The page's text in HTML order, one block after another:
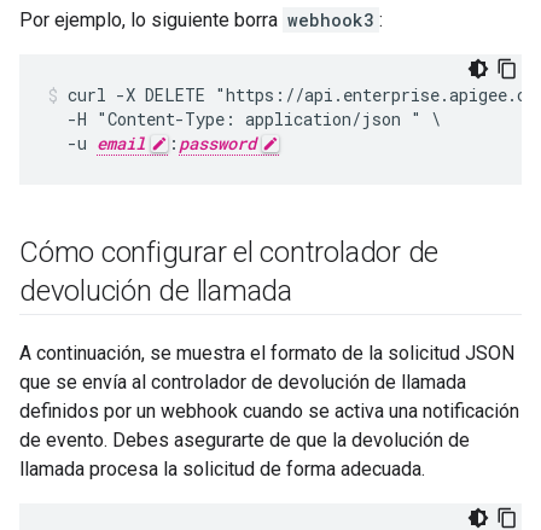
Por ejemplo, lo siguiente borra webhook3 :
curl -X DELETE "https://
  -H "Content-Type: application/json " \
  -u
email : password
Cómo configurar el controlador de
devolución de llamada
A continuación, se muestra el formato de la solicitud JSON
que se envía al controlador de devolución de llamada
definidos por un webhook cuando se activa una notificación
de evento. Debes asegurarte de que la devolución de
llamada procesa la solicitud de forma adecuada.